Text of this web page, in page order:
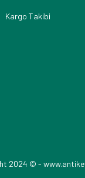
Kargo Takibi
2024 © -